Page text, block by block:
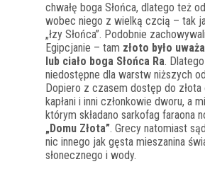
chwałę boga Słońca, dlatego też
wobec niego z wielką czcią – tak
„łzy Słońca”. Podobnie
Egipcjanie – tam złoto było
lub ciało boga Słońca Ra.
niedostępne dla warstw niższych
Dopiero z czasem dostęp do złota
kapłani i inni członkowie dworu, a
którym składano sarkofag faraona
„Domu Złota”. Grecy natomiast
nic innego jak gęsta mieszanina
słonecznego i wody.